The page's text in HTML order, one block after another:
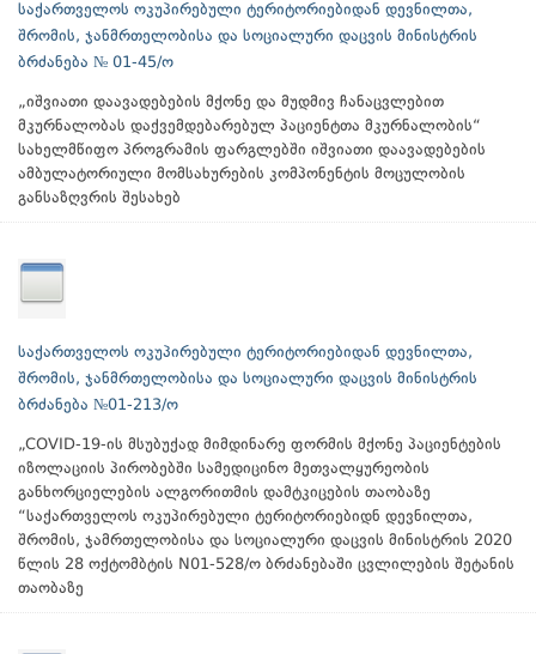
საქართველოს ოკუპირებული ტერიტორიებიდან დევნილთა,
შრომის, ჯანმრთელობისა და სოციალური დაცვის მინისტრის
ბრძანება № 01-45/ო
„იშვიათი დაავადებების მქონე და მუდმივ ჩანაცვლებით
მკურნალობას დაქვემდებარებულ პაციენტთა მკურნალობის“
სახელმწიფო პროგრამის ფარგლებში იშვიათი დაავადებების
ამბულატორიული მომსახურების კომპონენტის მოცულობის
განსაზღვრის შესახებ
საქართველოს ოკუპირებული ტერიტორიებიდან დევნილთა,
შრომის, ჯანმრთელობისა და სოციალური დაცვის მინისტრის
ბრძანება №01-213/ო
„COVID-19-ის მსუბუქად მიმდინარე ფორმის მქონე პაციენტების
იზოლაციის პირობებში სამედიცინო მეთვალყურეობის
განხორციელების ალგორითმის დამტკიცების თაობაზე
“საქართველოს ოკუპირებული ტერიტორიებიდნ დევნილთა,
შრომის, ჯამრთელობისა და სოციალური დაცვის მინისტრის 2020
წლის 28 ოქტომბტის N01-528/ო ბრძანებაში ცვლილების შეტანის
თაობაზე